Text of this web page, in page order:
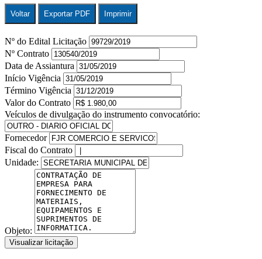
Voltar Exportar PDF Imprimir
Nº do Edital Licitação
Nº Contrato
Data de Assiantura
Início Vigência
Término Vigência
Valor do Contrato
Veículos de divulgação do instrumento convocatório:
Fornecedor
Fiscal do Contrato
Unidade:
Objeto:
Visualizar licitação